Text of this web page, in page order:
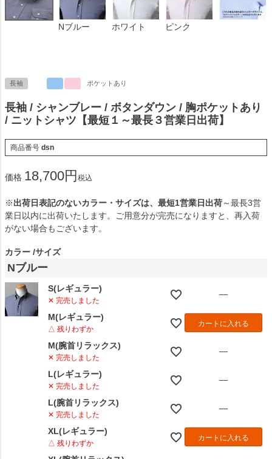
Nブルー ホワイト ピンク
長袖 ポケットあり
長袖 / シャンブレー / ボタンダウン / 胸ポケットあり
/ ニットシャツ【最短１～最長３営業日出荷】
商品番号 dsn
価格 18,700 税込
※出荷日表記のないカラー・サイズは、最短1営業日出荷～最長3営
業日以内に出荷いたします。ご用意分が完売になりますと、再入荷
がない場合もございます。
カラー サイズ
Nブルー
S(レギュラー)
✕ 完売しました
—
M(レギュラー)
△ 残りわずか
カートに入れる
M(腕首リラックス)
✕ 完売しました
—
L(レギュラー)
✕ 完売しました
—
L(腕首リラックス)
✕ 完売しました
—
XL(レギュラー)
△ 残りわずか
カートに入れる